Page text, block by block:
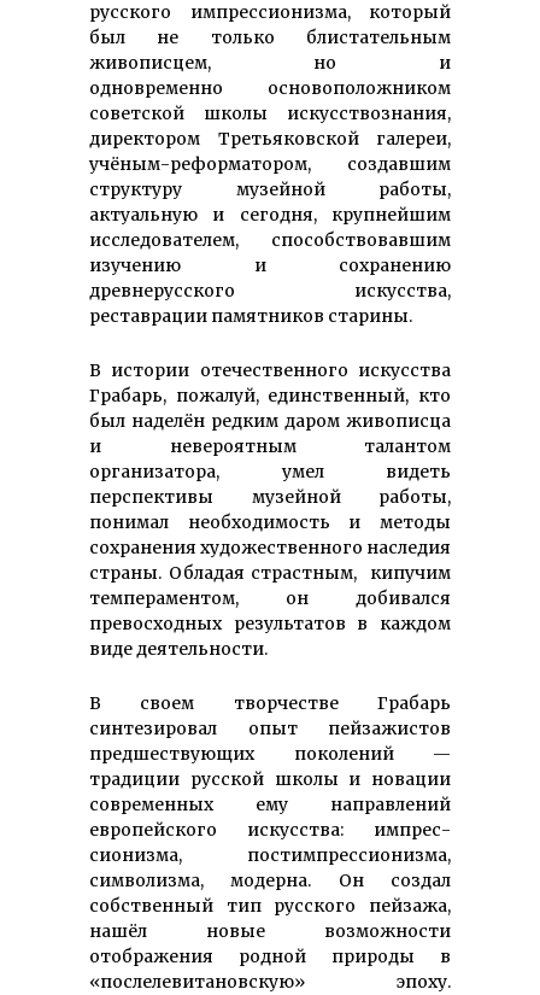
русского импрессионизма, который
был не только блистательным
живописцем, но и
одновременно осново­положником
советской школы искусствознания,
директором Третьяковской галереи,
учёным-реформатором, создавшим
структуру музейной работы,
актуальную и сегодня, крупнейшим
исследователем, способ­ствовав­шим
изучению и сохранению
древнерусского искусства,
реставрации памятников старины.
В истории отечественного искусства
Грабарь, пожалуй, единственный, кто
был наделён редким даром живописца
и невероятным талантом
организатора, умел видеть
перспективы музейной работы,
понимал необходимость и методы
сохра­нения худо­жественного наследия
страны. Обладая страстным, кипучим
темпе­раментом, он добивался
превосходных результатов в каждом
виде деятельности.
В своем творчестве Грабарь
синтезировал опыт пейзажистов
предшествующих поколений —
традиции русской школы и новации
современных ему направлений
европейского искусства: импрес­
сионизма, пост­импрес­сиониз­ма,
символизма, модерна. Он создал
собственный тип русского пейзажа,
нашёл новые возможности
отображения родной природы в
«после­левита­новскую» эпоху.